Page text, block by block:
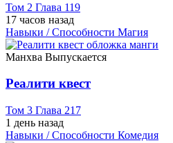
Том 2 Глава 119
17 часов назад
Навыки / Способности Магия
Манхва Выпускается
Реалити квест
Том 3 Глава 217
1 день назад
Навыки / Способности Комедия